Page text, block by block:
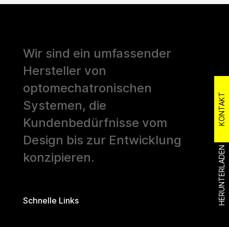
Wir sind ein umfassender
Hersteller von
optomechatronischen
Systemen, die
Kundenbedürfnisse vom
Design bis zur Entwicklung
konzipieren.
Schnelle Links HERUNTERLADEN
KONTAKT